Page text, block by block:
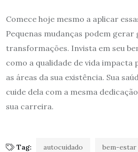
Comece hoje mesmo a aplicar
Pequenas mudanças podem gerar
transformações. Invista em seu
como a qualidade de vida impacta
as áreas da sua existência. Sua
cuide dela com a mesma
sua carreira.
Tag: autocuidado bem-estar